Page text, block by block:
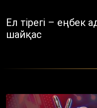
Ел тірегі –
шайқас